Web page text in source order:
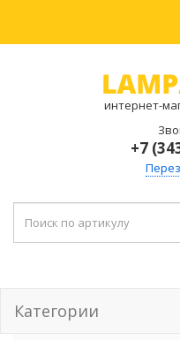
интернет-
+7
Категории